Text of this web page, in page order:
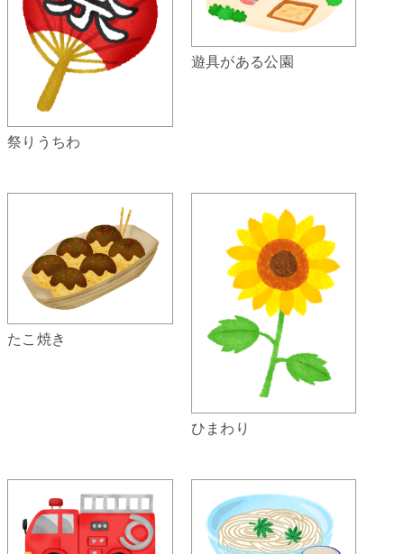
祭りうちわ
遊具がある公園
たこ焼き
ひまわり